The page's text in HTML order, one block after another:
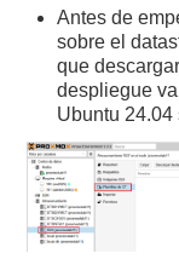
Antes de
sobre el
que
despliegue
Ubuntu 24.04